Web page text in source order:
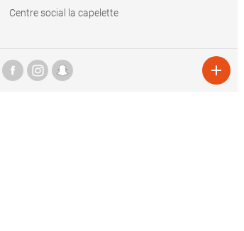
Centre social la capelette
